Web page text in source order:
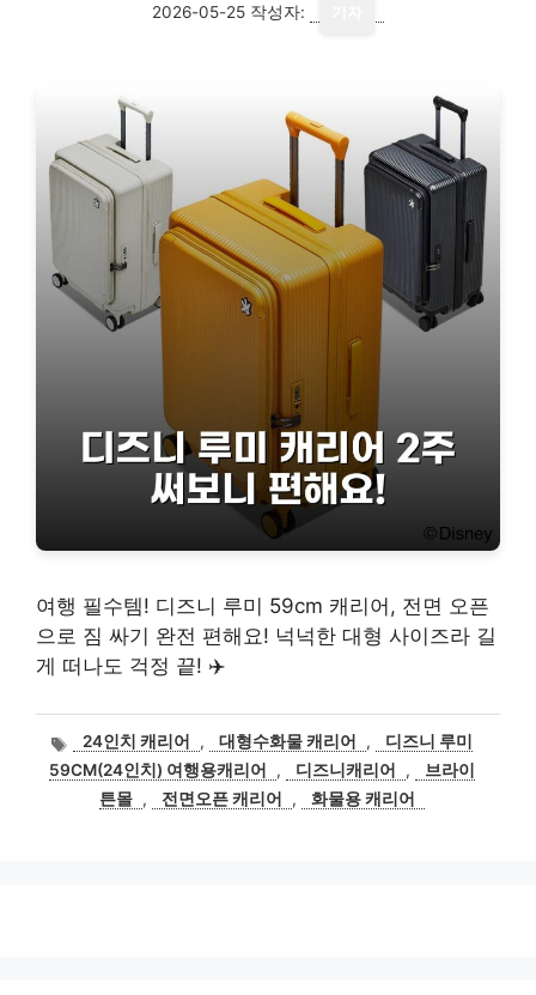
2026-05-25 작성자:
여행 필수템! 디즈니 루미 59cm 캐리어, 전면 오픈
으로 짐 싸기 완전 편해요! 넉넉한 대형 사이즈라 길
게 떠나도 걱정 끝! ✈️
태
그
24인치 캐리어 , 대형수화물 캐리어 ,
디즈니 루미
59CM(24인치) 여행용캐리어
, 디즈니캐리어 ,
브라이
튼몰 , 전면오픈 캐리어 , 화물용 캐리어